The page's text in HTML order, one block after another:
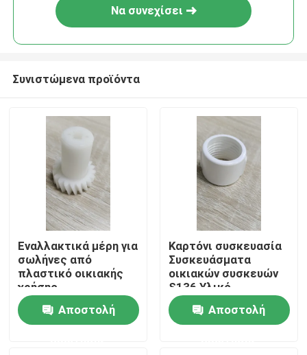
Αρχική Σελίδα
Προϊόντα
Να συνεχίσει
Συνιστώμενα προϊόντα
Εναλλακτικά μέρη για
σωλήνες από
πλαστικό οικιακής
χρήσης
Αποστολή
Καρτόνι συσκευασία
Συσκευάσματα
οικιακών συσκευών
S136 Υλικό
εργαλείου PC ABS
Οπτικός διαχέτης
Αποστολή